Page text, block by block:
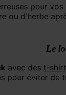
pour
ou d'herbe
Le
avec des t-
pour éviter de